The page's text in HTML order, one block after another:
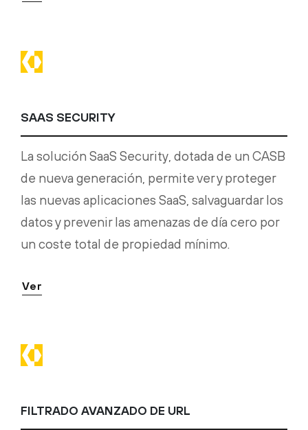
SAAS SECURITY
La solución SaaS Security, dotada de un CASB
de nueva generación, permite ver y proteger
las nuevas aplicaciones SaaS, salvaguardar los
datos y prevenir las amenazas de día cero por
un coste total de propiedad mínimo.
Ver
FILTRADO AVANZADO DE URL